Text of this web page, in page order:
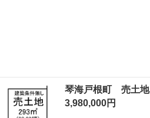
琴海戸根町 売土地
3,980,000円